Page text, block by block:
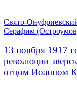
Свято-
Серафим
13 ноября 1917
революции
отцом Иоанном